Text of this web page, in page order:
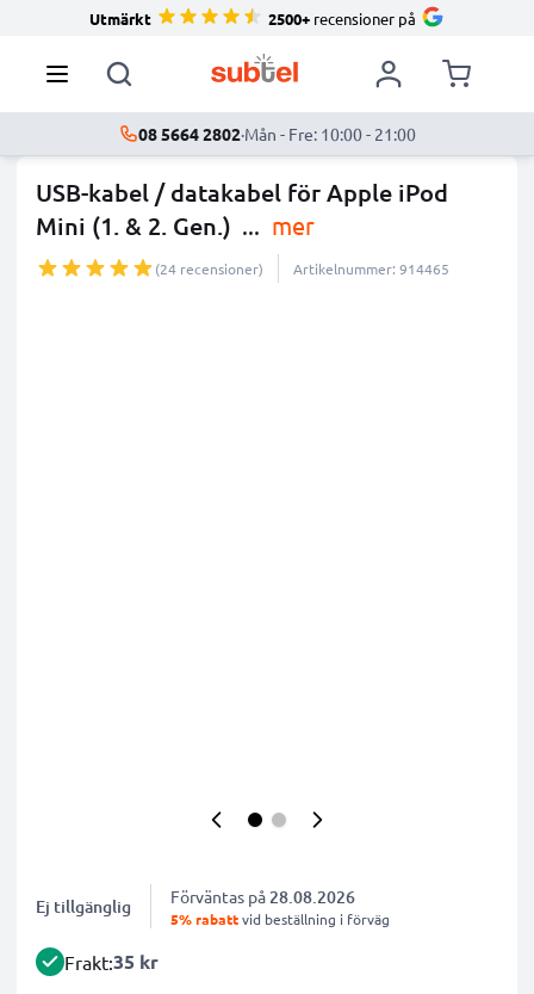
Utmärkt 2500+ recensioner på
08 5664 2802·Mån - Fre: 10:00 - 21:00
USB-kabel / datakabel för Apple iPod
Mini (1. & 2. Gen.) ... mer
(24 recensioner) Artikelnummer: 914465
Ej tillgänglig Förväntas på 28.08.2026
5% rabattvid beställning i förväg
Frakt:35 kr